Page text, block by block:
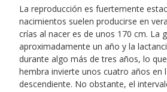
La reproducción es fuertemente
nacimientos suelen producirse en
crías al nacer es de unos 170 cm. La
aproximadamente un año y la
durante algo más de tres años, lo
hembra invierte unos cuatro años en
descendiente. No obstante, el